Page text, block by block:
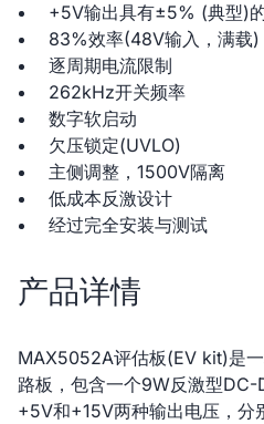
+5V输出具有±5% (典型)
83%效率(48V输入，满载)
逐周期电流限制
262kHz开关频率
数字软启动
欠压锁定(UVLO)
主侧调整，1500V隔离
低成本反激设计
经过完全安装与测试
产品详情
MAX5052A评估板(EV kit)是
路板，包含一个9W反激型DC-
+5V和+15V两种输出电压，分